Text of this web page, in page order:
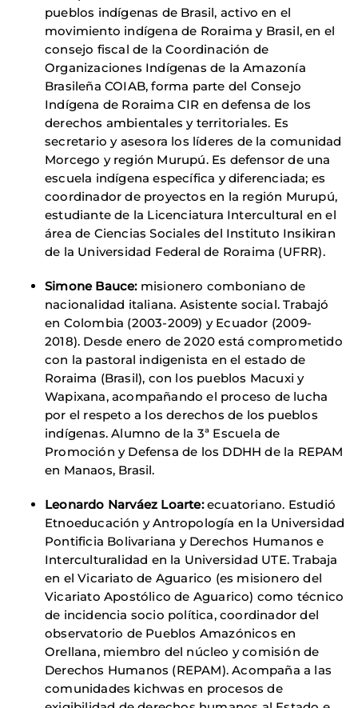
pueblos indígenas de Brasil, activo en el
movimiento indígena de Roraima y Brasil, en el
consejo fiscal de la Coordinación de
Organizaciones Indígenas de la Amazonía
Brasileña COIAB, forma parte del Consejo
Indígena de Roraima CIR en defensa de los
derechos ambientales y territoriales. Es
secretario y asesora los líderes de la comunidad
Morcego y región Murupú. Es defensor de una
escuela indígena específica y diferenciada; es
coordinador de proyectos en la región Murupú,
estudiante de la Licenciatura Intercultural en el
área de Ciencias Sociales del Instituto Insikiran
de la Universidad Federal de Roraima (UFRR).
Simone Bauce: misionero comboniano de
nacionalidad italiana. Asistente social. Trabajó
en Colombia (2003-2009) y Ecuador (2009-
2018). Desde enero de 2020 está comprometido
con la pastoral indigenista en el estado de
Roraima (Brasil), con los pueblos Macuxi y
Wapixana, acompañando el proceso de lucha
por el respeto a los derechos de los pueblos
indígenas. Alumno de la 3ª Escuela de
Promoción y Defensa de los DDHH de la REPAM
en Manaos, Brasil.
Leonardo Narváez Loarte:ecuatoriano. Estudió
Etnoeducación y Antropología en la Universidad
Pontificia Bolivariana y Derechos Humanos e
Interculturalidad en la Universidad UTE. Trabaja
en el Vicariato de Aguarico (es misionero del
Vicariato Apostólico de Aguarico) como técnico
de incidencia socio política, coordinador del
observatorio de Pueblos Amazónicos en
Orellana, miembro del núcleo y comisión de
Derechos Humanos (REPAM). Acompaña a las
comunidades kichwas en procesos de